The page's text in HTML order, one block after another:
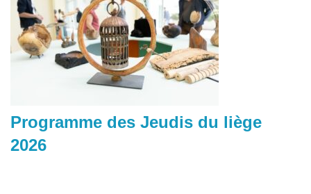
Programme des Jeudis du liège
2026